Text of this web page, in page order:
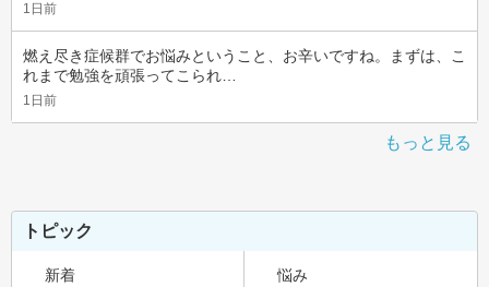
1日前
燃え尽き症候群でお悩みということ、お辛いですね。まずは、こ
れまで勉強を頑張ってこられ…
1日前
もっと見る
トピック
新着 悩み